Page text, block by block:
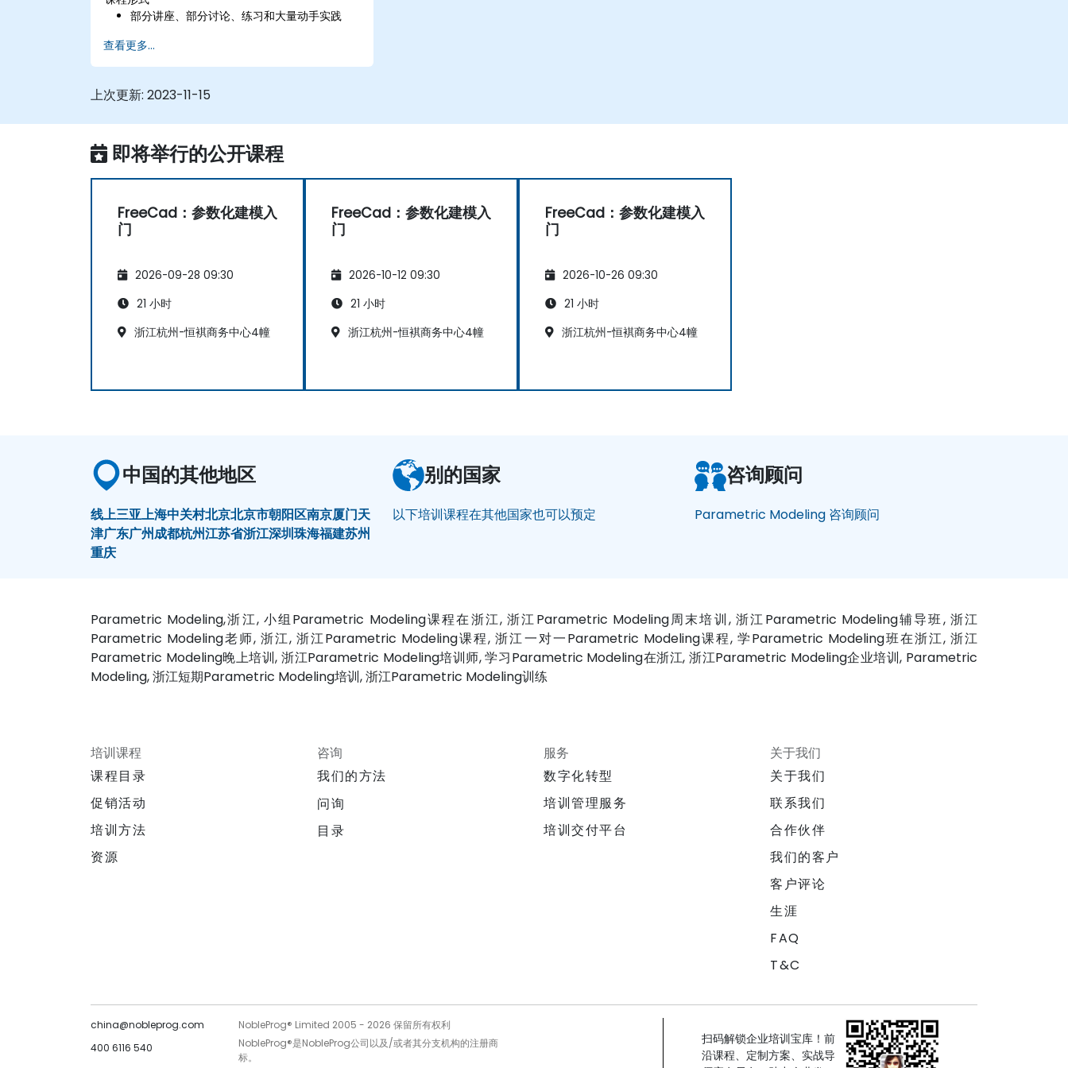
部分讲座、部分讨论、练习和大量动手实践
查看更多...
上次更新: 2023-11-15
即将举行的公开课程
FreeCad：参数化建模入
门
2026-09-28 09:30
21 小时
浙江杭州-恒褀商务中心4幢
FreeCad：参数化建模入
门
2026-10-12 09:30
21 小时
浙江杭州-恒褀商务中心4幢
FreeCad：参数化建模入
门
2026-10-26 09:30
21 小时
浙江杭州-恒褀商务中心4幢
中国的其他地区
线上三亚上海中关村北京北京市朝阳区南京厦门天
津广东广州成都杭州江苏省浙江深圳珠海福建苏州
重庆
别的国家
以下培训课程在其他国家也可以预定
咨询顾问
Parametric Modeling 咨询顾问
Parametric Modeling,浙江, 小组Parametric Modeling课程在浙江, 浙江Parametric Modeling周末培训, 浙江Parametric Modeling辅导班, 浙江
Parametric Modeling老师, 浙江, 浙江Parametric Modeling课程, 浙江一对一Parametric Modeling课程, 学Parametric Modeling班在浙江, 浙江
Parametric Modeling晚上培训, 浙江Parametric Modeling培训师, 学习Parametric Modeling在浙江, 浙江Parametric Modeling企业培训, Parametric
Modeling, 浙江短期Parametric Modeling培训, 浙江Parametric Modeling训练
培训课程
课程目录
促销活动
培训方法
资源
咨询
我们的方法
问询
目录
服务
数字化转型
培训管理服务
培训交付平台
关于我们
关于我们
联系我们
合作伙伴
我们的客户
客户评论
生涯
FAQ
T&C
china@nobleprog.com
400 6116 540
NobleProg® Limited 2005 - 2026 保留所有权利
NobleProg®是NobleProg公司以及/或者其分支机构的注册商
标。
扫码解锁企业培训宝库！前
沿课程、定制方案、实战导